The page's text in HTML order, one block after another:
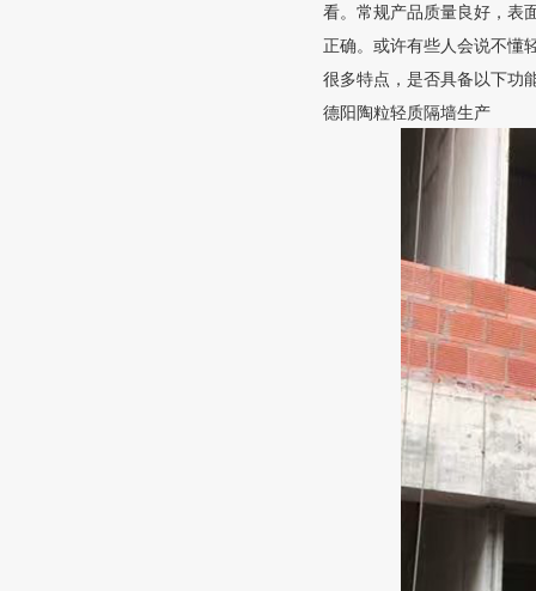
看。常规产品质量良好，表
正确。或许有些人会说不懂
很多特点，是否具备以下功
德阳陶粒轻质隔墙生产